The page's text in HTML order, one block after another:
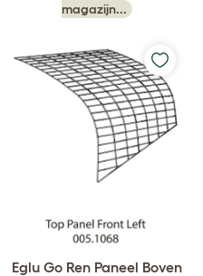
magazijn...
Eglu Go Ren Paneel Boven